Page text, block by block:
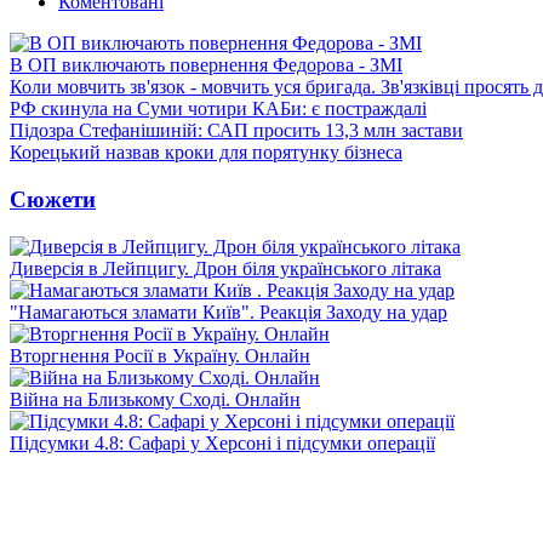
В ОП виключають повернення Федорова - ЗМІ
Коли мовчить зв'язок - мовчить уся бригада. Зв'язківці просять
РФ скинула на Суми чотири КАБи: є постраждалі
Підозра Стефанішиній: САП просить 13,3 млн застави
Корецький назвав кроки для порятунку бізнеса
Сюжети
Диверсія в Лейпцигу. Дрон біля українського літака
"Намагаються зламати Київ". Реакція Заходу на удар
Вторгнення Росії в Україну. Онлайн
Війна на Близькому Сході. Онлайн
Підсумки 4.8: Сафарі у Херсоні і підсумки операції